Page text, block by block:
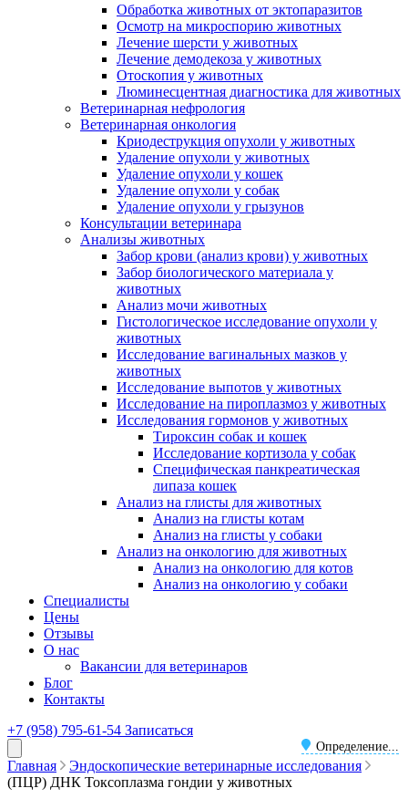
Обработка животных от эктопаразитов
Осмотр на микроспорию животных
Лечение шерсти у животных
Лечение демодекоза у животных
Отоскопия у животных
Люминесцентная диагностика для животных
Ветеринарная нефрология
Ветеринарная онкология
Криодеструкция опухоли у животных
Удаление опухоли у животных
Удаление опухоли у кошек
Удаление опухоли у собак
Удаление опухоли у грызунов
Консультации ветеринара
Анализы животных
Забор крови (анализ крови) у животных
Забор биологического материала у
животных
Анализ мочи животных
Гистологическое исследование опухоли у
животных
Исследование вагинальных мазков у
животных
Исследование выпотов у животных
Исследование на пироплазмоз у животных
Исследования гормонов у животных
Тироксин собак и кошек
Исследование кортизола у собак
Специфическая панкреатическая
липаза кошек
Анализ на глисты для животных
Анализ на глисты котам
Анализ на глисты у собаки
Анализ на онкологию для животных
Анализ на онкологию для котов
Анализ на онкологию у собаки
Специалисты
Цены
Отзывы
О нас
Вакансии для ветеринаров
Блог
Контакты
+7 (958) 795-61-54
Определение...
Записаться
Главная
Эндоскопические ветеринарные исследования
(ПЦР) ДНК Токсоплазма гондии у животных